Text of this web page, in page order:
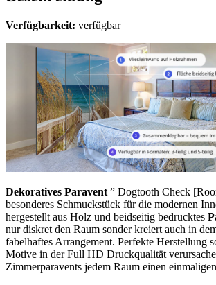
Verfügbarkeit: verfügbar
Dekoratives Paravent ” Dogtooth Check
besonderes Schmuckstück für die modernen
hergestellt aus Holz und beidseitig bedrucktes
nur diskret den Raum sonder kreiert auch in
fabelhaftes Arrangement. Perfekte Herstellung
Motive in der Full HD Druckqualität
Zimmerparavents jedem Raum einen